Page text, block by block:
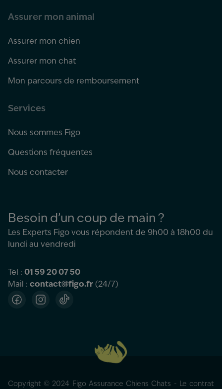
Assurer mon animal
Assurer mon chien
Assurer mon chat
Mon parcours de remboursement
Services
Nous sommes Figo
Questions fréquentes
Nous contacter
Besoin d’un coup de main ?
Les Experts Figo vous répondent de 9h00 à 18h00 du
lundi au vendredi
Tel : 01 59 20 07 50
Mail : contact@figo.fr (24/7)
FacebookInstagramTikTok
Copyright © 2024 Figo Assurance Chiens Chats - Le contrat